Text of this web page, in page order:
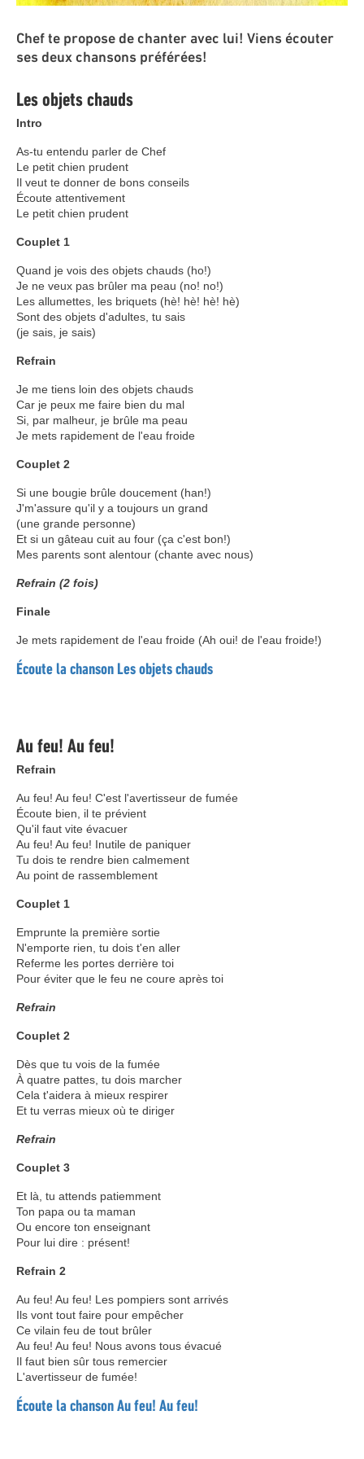
Chef te propose de chanter avec lui! Viens écouter
ses deux chansons préférées!
Les objets chauds
Intro
As-tu entendu parler de Chef
Le petit chien prudent
Il veut te donner de bons conseils
Écoute attentivement
Le petit chien prudent
Couplet 1
Quand je vois des objets chauds (ho!)
Je ne veux pas brûler ma peau (no! no!)
Les allumettes, les briquets (hè! hè! hè! hè)
Sont des objets d'adultes, tu sais
(je sais, je sais)
Refrain
Je me tiens loin des objets chauds
Car je peux me faire bien du mal
Si, par malheur, je brûle ma peau
Je mets rapidement de l'eau froide
Couplet 2
Si une bougie brûle doucement (han!)
J'm'assure qu'il y a toujours un grand
(une grande personne)
Et si un gâteau cuit au four (ça c'est bon!)
Mes parents sont alentour (chante avec nous)
Refrain (2 fois)
Finale
Je mets rapidement de l'eau froide (Ah oui! de l'eau froide!)
Écoute la chanson Les objets chauds
Au feu! Au feu!
Refrain
Au feu! Au feu! C'est l'avertisseur de fumée
Écoute bien, il te prévient
Qu'il faut vite évacuer
Au feu! Au feu! Inutile de paniquer
Tu dois te rendre bien calmement
Au point de rassemblement
Couplet 1
Emprunte la première sortie
N'emporte rien, tu dois t'en aller
Referme les portes derrière toi
Pour éviter que le feu ne coure après toi
Refrain
Couplet 2
Dès que tu vois de la fumée
À quatre pattes, tu dois marcher
Cela t'aidera à mieux respirer
Et tu verras mieux où te diriger
Refrain
Couplet 3
Et là, tu attends patiemment
Ton papa ou ta maman
Ou encore ton enseignant
Pour lui dire : présent!
Refrain 2
Au feu! Au feu! Les pompiers sont arrivés
Ils vont tout faire pour empêcher
Ce vilain feu de tout brûler
Au feu! Au feu! Nous avons tous évacué
Il faut bien sûr tous remercier
L'avertisseur de fumée!
Écoute la chanson Au feu! Au feu!